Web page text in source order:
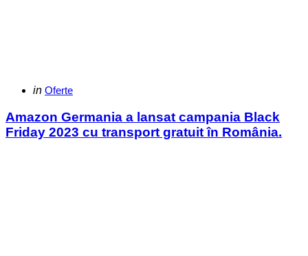
Categories
Posted
in Oferte
Amazon Germania a lansat campania Black
Friday 2023 cu transport gratuit în România.